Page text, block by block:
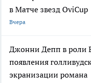
в Матче звезд OviCup
Вчера
Джонни Депп в роли
появления
экранизации романа